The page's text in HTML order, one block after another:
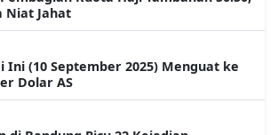
Niat Jahat
Ini (10 September 2025) Menguat ke
Dolar AS